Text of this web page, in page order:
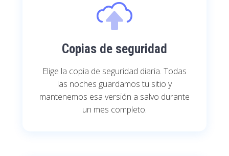
Copias de seguridad
Elige la copia de seguridad diaria. Todas
las noches guardamos tu sitio y
mantenemos esa versión a salvo durante
un mes completo.